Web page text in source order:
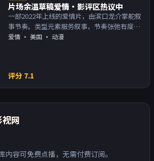
片场余温草稿爱情·影评区热议中
一部2022年上线的爱情片，由滨口龙介掌舵叙
事节奏。类型元素服务叙事，节奏张弛有度；
对白密度高，留意潜台词。主演以演技派为
爱情 · 美国 · 动漫
评分 7.1
网
内容可免费点播，无需付费订阅。